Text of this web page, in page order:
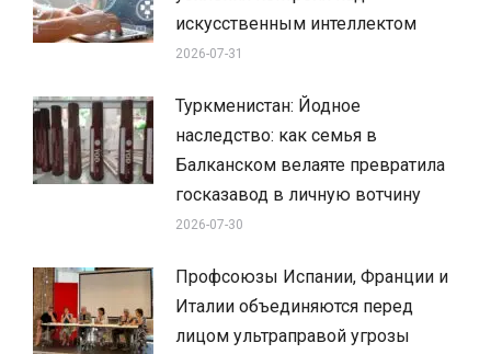
искусственным интеллектом
2026-07-31
Туркменистан: Йодное
наследство: как семья в
Балканском велаяте превратила
госказавод в личную вотчину
2026-07-30
Профсоюзы Испании, Франции и
Италии объединяются перед
лицом ультраправой угрозы